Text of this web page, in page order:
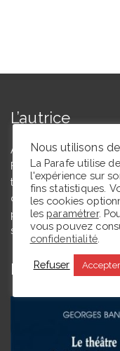
L’autrice
Agrégée de lettres
Floriane Toussaint est
théâtrales à
comité du Syndicat de
pour but de partager
spectatrice.
En ce moment
Nous utilisons
La Parafe utilise
l'expérience sur
fins statistiques.
les cookies
les paramétrer.
vous pouvez
confidentialité.
Refuser